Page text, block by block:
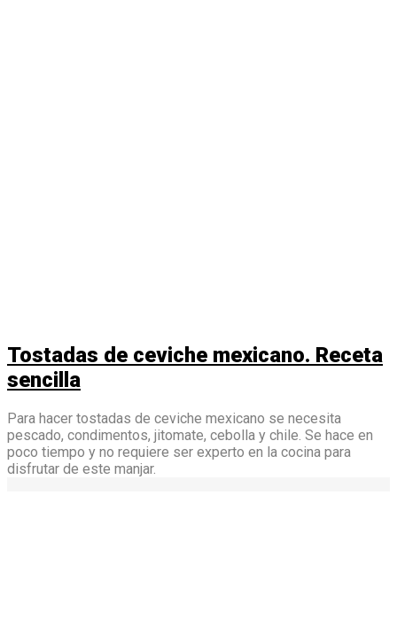
Tostadas de ceviche mexicano. Receta
sencilla
Para hacer tostadas de ceviche mexicano se necesita
pescado, condimentos, jitomate, cebolla y chile. Se hace en
poco tiempo y no requiere ser experto en la cocina para
disfrutar de este manjar.